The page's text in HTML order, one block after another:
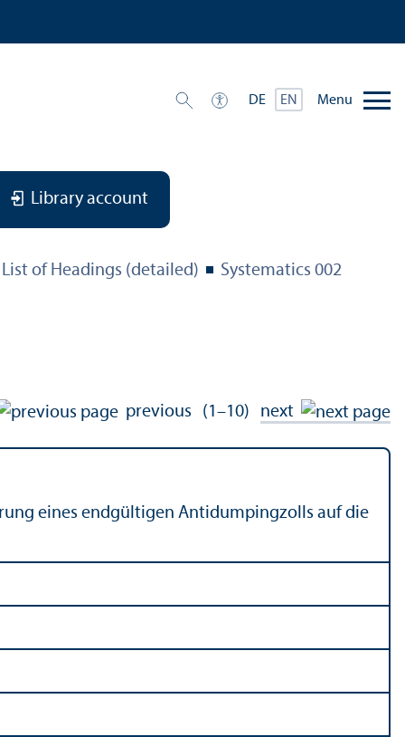
DE EN Menu
Library account
List of Headings (detailed) Systematics 002
previous (1–10) next
eines endgültigen Antidumpingzolls auf die